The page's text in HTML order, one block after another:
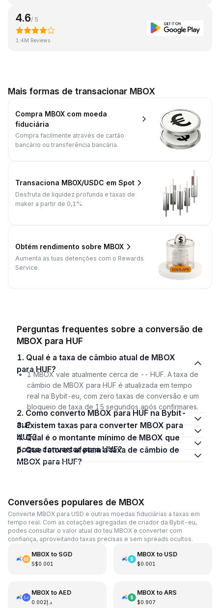
4.6/ 5
1.4M Reviews
Mais formas de transacionar MBOX
Compra MBOX com moeda
fiduciária
Compra facilmente através de cartão
bancário ou transferência bancária.
Transaciona MBOX/USDC em Spot
Desfruta de liquidez profunda e taxas de
maker a partir de 0,1%.
Obtém rendimento sobre MBOX
Aumenta as tuas detenções com o Rewards
Service.
Perguntas frequentes sobre a conversão de
MBOX para HUF
1. Qual é a taxa de câmbio atual de MBOX
para HUF?
1 MBOX vale atualmente cerca de -- HUF. A taxa de
câmbio de MBOX para HUF é atualizada em tempo
real na Bybit-eu, com zero taxas de conversão e um
bloqueio de taxa de 15 segundos após confirmares.
2. Como converto MBOX para HUF na Bybit-
eu?
3. Existem taxas para converter MBOX para
HUF?
4. Qual é o montante mínimo de MBOX que
posso converter para HUF?
5. Que fatores afetam a taxa de câmbio de
MBOX para HUF?
Conversões populares de MBOX
Converte MBOX para USD e outras moedas fiduciárias a taxas em
tempo real. Com as cotações agregadas de criador da Bybit-eu,
podes consultar o valor atual do teu MBOX e converter com
confiança, aproveitando taxas precisas e sem spreads ocultos.
MBOXto SGD
S$0.001
MBOXto USD
$0.001
MBOXto AED
د.إ0.002
MBOXto ARS
$0.907